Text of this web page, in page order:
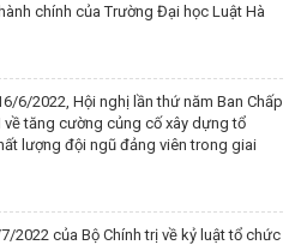
chính của Trường Đại học Luật Hà
6/2022, Hội nghị lần thứ năm Ban Chấp
về tăng cường củng cố xây dựng tổ
lượng đội ngũ đảng viên trong giai
2022 của Bộ Chính trị về kỷ luật tổ chức